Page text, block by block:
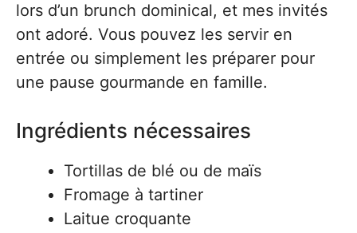
lors d’un brunch dominical, et mes invités
ont adoré. Vous pouvez les servir en
entrée ou simplement les préparer pour
une pause gourmande en famille.
Ingrédients nécessaires
Tortillas de blé ou de maïs
Fromage à tartiner
Laitue croquante